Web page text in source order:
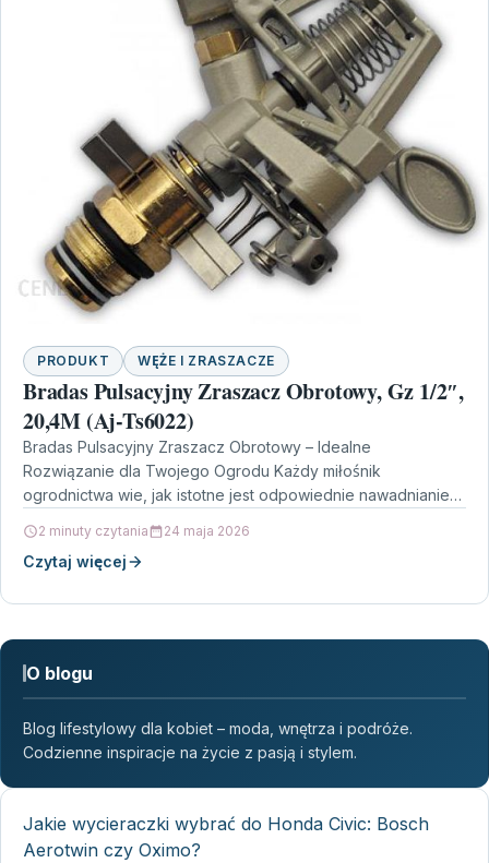
PRODUKT WĘŻE I ZRASZACZE
Bradas Pulsacyjny Zraszacz Obrotowy, Gz 1/2″,
20,4M (Aj-Ts6022)
Bradas Pulsacyjny Zraszacz Obrotowy – Idealne
Rozwiązanie dla Twojego Ogrodu Każdy miłośnik
ogrodnictwa wie, jak istotne jest odpowiednie nawadnianie
2 minuty czytania 24 maja 2026
Czytaj więcej
O blogu
Blog lifestylowy dla kobiet – moda, wnętrza i podróże.
Codzienne inspiracje na życie z pasją i stylem.
Jakie wycieraczki wybrać do Honda Civic: Bosch
Aerotwin czy Oximo?